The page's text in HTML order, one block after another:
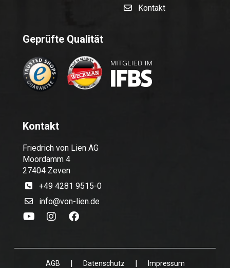
Kontakt
Geprüfte Qualität
Kontakt
Friedrich von Lien AG
Moordamm 4
27404 Zeven
+49 4281 9515-0
info@von-lien.de
AGB | Datenschutz | Impressum